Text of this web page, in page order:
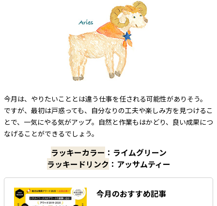
今月は、やりたいこととは違う仕事を任される可能性がありそう。
ですが、最初は戸惑っても、自分なりの工夫や楽しみ方を見つけるこ
とで、一気にやる気がアップ。自然と作業もはかどり、良い成果につ
なげることができるでしょう。
ラッキーカラー ：ライムグリーン
ラッキードリンク ：アッサムティー
今月のおすすめ記事